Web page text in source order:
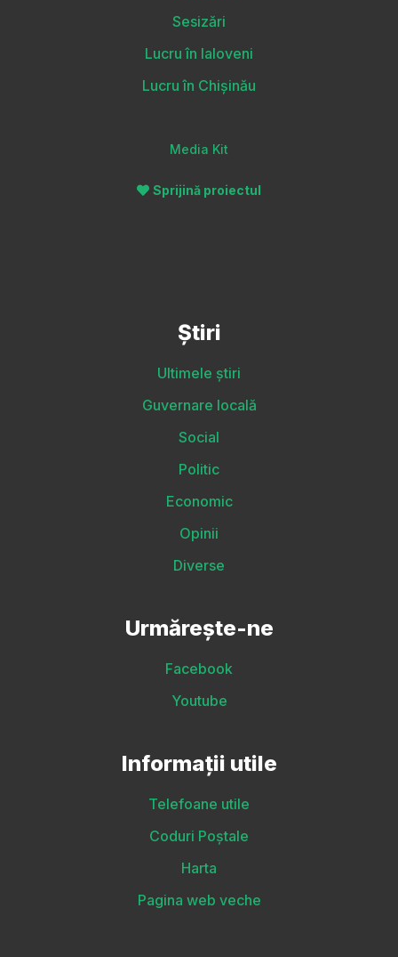
Sesizări
Lucru în Ialoveni
Lucru în Chișinău
Media Kit
Sprijină proiectul
Știri
Ultimele știri
Guvernare locală
Social
Politic
Economic
Opinii
Diverse
Urmărește-ne
Facebook
Youtube
Informații utile
Telefoane utile
Coduri Poștale
Harta
Pagina web veche